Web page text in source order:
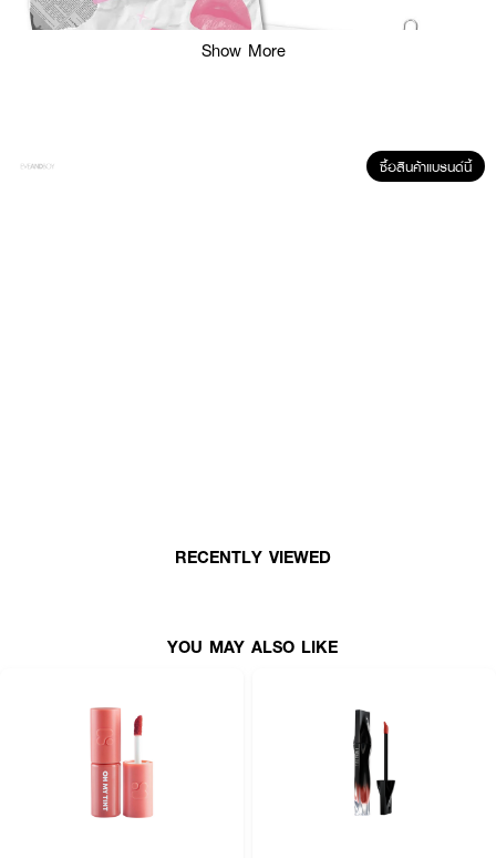
· ประกายฉ่ำวาว สีสดชัด ติดทนนาน
· มี 5 เฉดสีให้เลือก เข้ากับทุกโทนผิว
· FDA Registration No: 11-1-6800002299
Show More
ซื้อสินค้าแบรนด์นี้
RECENTLY VIEWED
YOU MAY ALSO LIKE